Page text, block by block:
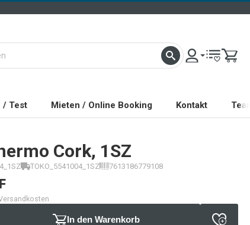
/ Test Mieten / Online Booking Kontakt
Cork, 1SZ
TOKO_5541004_1SZ 7613186779108
In den Warenkorb